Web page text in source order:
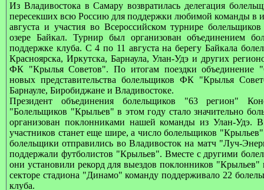
Из Владивостока в Самару возвратилась делегация
пересекших всю Россию для поддержки любимой команды
августа и участия во Всероссийском турнире
озере Байкал. Турнир был организован объединением
поддержке клуба. С 4 по 11 августа на берегу Байкала
Красноярска, Иркутска, Барнаула, Улан-Удэ и других
ФК "Крылья Советов". По итогам поездки объединение
новых представительства болельщиков ФК "Крылья
Барнауле, Биробиджане и Владивостоке.
Президент объединения болельщиков "63 регион"
"Болельщиков "Крыльев" в этом году стало значительно
организован поклонниками нашей команды из Улан-Удэ.
участников станет еще шире, а число болельщиков
болельщики отправились во Владивосток на матч "Луч-
поддержали футболистов "Крыльев". Вместе с другими
они установили рекорд для выездов поклонников "Крыльев"
секторе стадиона "Динамо" команду поддерживало 22
клуба.